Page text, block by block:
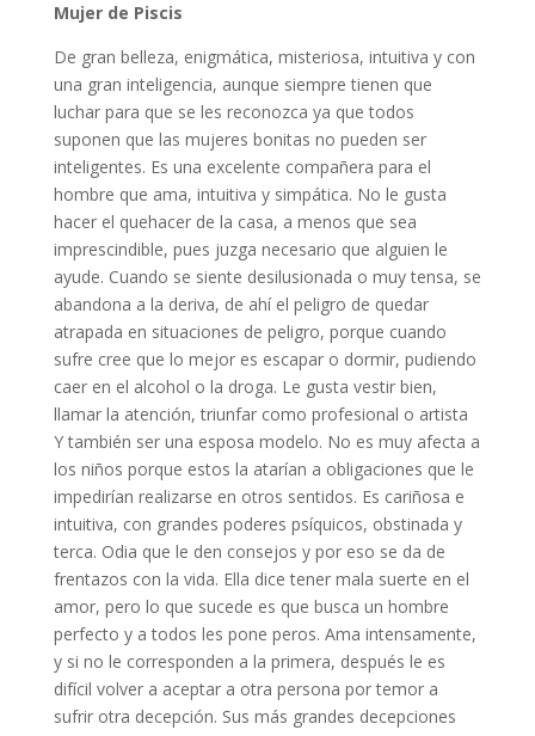
Mujer de Piscis
De gran belleza, enigmática, misteriosa, intuitiva y con
una gran inteligencia, aunque siempre tienen que
luchar para que se les reconozca ya que todos
suponen que las mujeres bonitas no pueden ser
inteligentes. Es una excelente compañera para el
hombre que ama, intuitiva y simpática. No le gusta
hacer el quehacer de la casa, a menos que sea
imprescindible, pues juzga necesario que alguien le
ayude. Cuando se siente desilusionada o muy tensa, se
abandona a la deriva, de ahí el peligro de quedar
atrapada en situaciones de peligro, porque cuando
sufre cree que lo mejor es escapar o dormir, pudiendo
caer en el alcohol o la droga. Le gusta vestir bien,
llamar la atención, triunfar como profesional o artista
Y también ser una esposa modelo. No es muy afecta a
los niños porque estos la atarían a obligaciones que le
impedirían realizarse en otros sentidos. Es cariñosa e
intuitiva, con grandes poderes psíquicos, obstinada y
terca. Odia que le den consejos y por eso se da de
frentazos con la vida. Ella dice tener mala suerte en el
amor, pero lo que sucede es que busca un hombre
perfecto y a todos les pone peros. Ama intensamente,
y si no le corresponden a la primera, después le es
difícil volver a aceptar a otra persona por temor a
sufrir otra decepción. Sus más grandes decepciones